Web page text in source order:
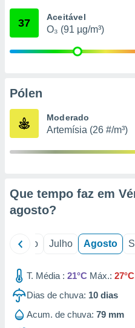
através
estudos
1199
37 Aceitável
O₃ (91 µg/m³)
Pólen
Moderado
Artemísia (26 #/m³)
Que tempo faz em
agosto?
Junho Julho Agosto
T. Média : 21°C Máx.: 27°C
Dias de chuva: 10 dias
Acum. de chuva: 79 mm